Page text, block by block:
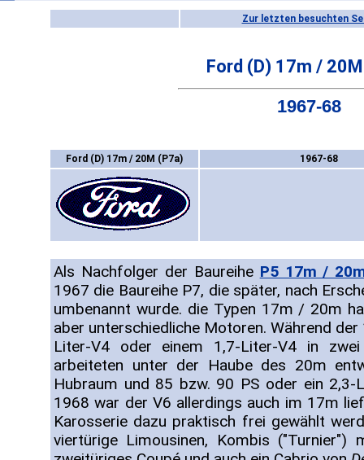
Zur letzten besuchten
Ford (D) 17m /
1967-68
Ford (D) 17m / 20M (P7a) 1967-68
Als Nachfolger der Baureihe P5 17m /
1967 die Baureihe P7, die später, nach
umbenannt wurde. die Typen 17m / 20m
aber unterschiedliche Motoren. Während
Liter-V4 oder einem 1,7-Liter-V4 in zwei
arbeiteten unter der Haube des 20m
Hubraum und 85 bzw. 90 PS oder ein
1968 war der V6 allerdings auch im 17m
Karosserie dazu praktisch frei gewählt
viertürige Limousinen, Kombis